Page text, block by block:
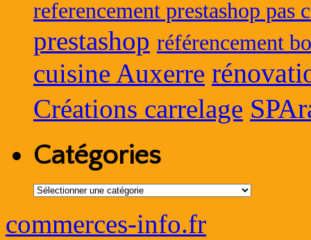
referencement prestashop pas
prestashop référencement
cuisine Auxerre
Créations carrelage
Catégories
Catégories
commerces-info.fr